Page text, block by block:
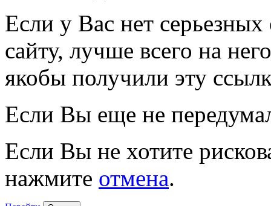
Если у Вас нет
сайту, лучше всего на
якобы получили эту
Если Вы еще не
Если Вы не хотите
нажмите отмена.